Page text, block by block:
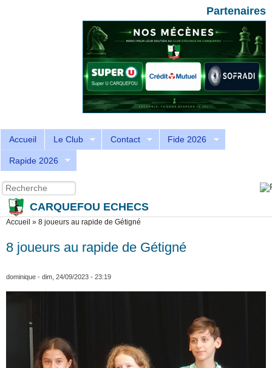
Partenaires
Accueil Le Club Contact Fide 2026
Rapide 2026
Formulaire de recherche
Recherche
CARQUEFOU ECHECS
Vous êtes ici
Accueil » 8 joueurs au rapide de Gétigné
8 joueurs au rapide de Gétigné
dominique - dim, 24/09/2023 - 23:19